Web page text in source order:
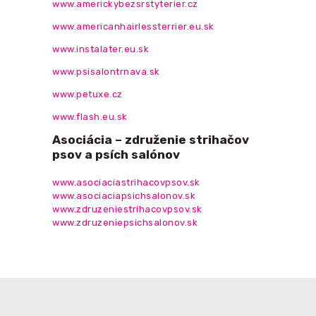
www.americkybezsrstyterier.cz
www.americanhairlessterrier.eu.sk
www.instalater.eu.sk
www.psisalontrnava.sk
www.petuxe.cz
www.flash.eu.sk
Asociácia – združenie strihačov
psov a psích salónov
www.asociaciastrihacovpsov.sk
www.asociaciapsichsalonov.sk
www.zdruzeniestrihacovpsov.sk
www.zdruzeniepsichsalonov.sk